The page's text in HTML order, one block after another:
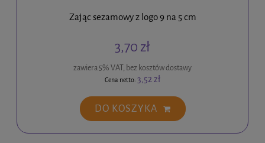
Zając sezamowy z logo 9 na 5 cm
3,70 zł
zawiera 5% VAT, bez kosztów dostawy
Cena netto: 3,52 zł
DO KOSZYKA